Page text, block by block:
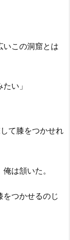
この洞窟とは
い」
て膝をつかせれ
は頷いた。
つかせるのじ